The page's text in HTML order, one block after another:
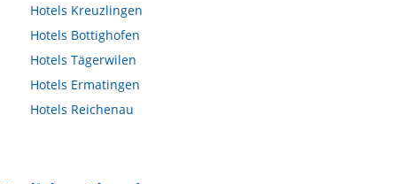
Hotels Kreuzlingen
Hotels Bottighofen
Hotels Tägerwilen
Hotels Ermatingen
Hotels Reichenau